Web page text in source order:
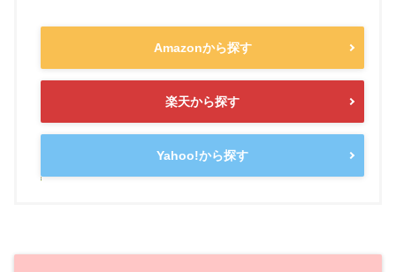
Amazonから探す
楽天から探す
Yahoo!から探す